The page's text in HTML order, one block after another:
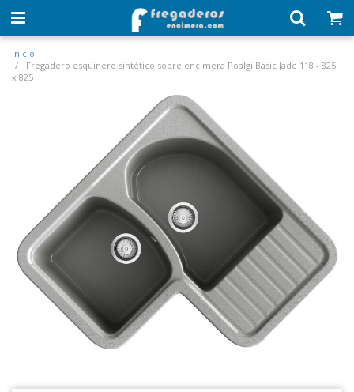
Inicio
Fregadero esquinero sintético sobre encimera Poalgi Basic Jade 118 - 825
x 825